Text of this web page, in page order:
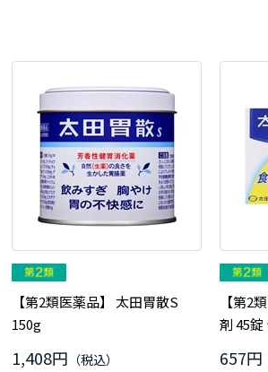
【第2類医薬品】 太田胃散S
150g
1,408円
【第2
剤 45
657円